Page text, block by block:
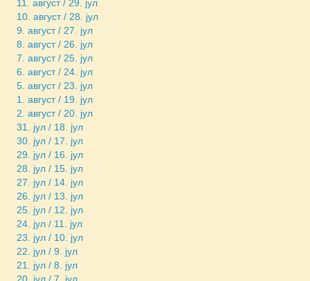
11. август / 29. јул
10. август / 28. јул
9. август / 27. јул
8. август / 26. јул
7. август / 25. јул
6. август / 24. јул
5. август / 23. јул
1. август / 19. јул
2. август / 20. јул
31. јул / 18. јул
30. јул / 17. јул
29. јул / 16. јул
28. јул / 15. јул
27. јул / 14. јул
26. јул / 13. јул
25. јул / 12. јул
24. јул / 11. јул
23. јул / 10. јул
22. јул / 9. јул
21. јул / 8. јул